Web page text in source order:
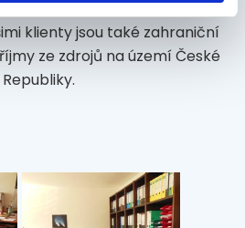
sdružení a sdružení
klienty jsou také zahraniční
ze zdrojů na území České
Republiky.